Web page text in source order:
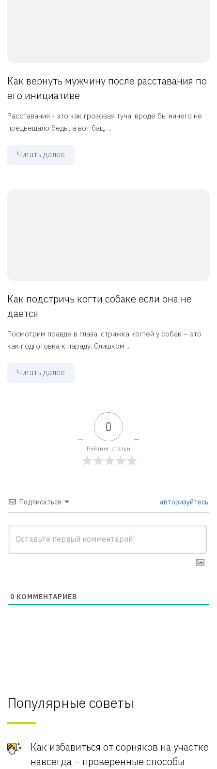
Как вернуть мужчину после расставания по
его инициативе
Расставания - это как грозовая туча: вроде бы ничего не
предвещало беды, а вот бац, ...
Читать далее
Как подстричь когти собаке если она не
дается
Посмотрим правде в глаза: стрижка когтей у собак – это
как подготовка к параду. Слишком ...
Читать далее
0
Рейтинг статьи
Подписаться авторизуйтесь
0 КОММЕНТАРИЕВ
Популярные советы
Как избавиться от сорняков на участке
навсегда – проверенные способы